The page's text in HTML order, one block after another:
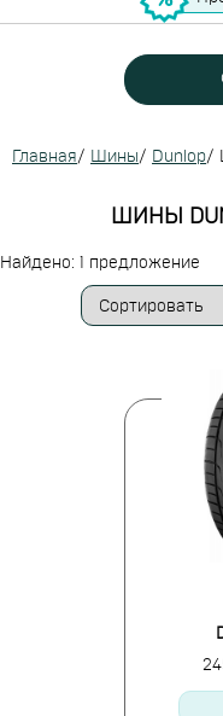
Главная/ Шины/ Dunlop/
ШИНЫ
Найдено: 1 предложение